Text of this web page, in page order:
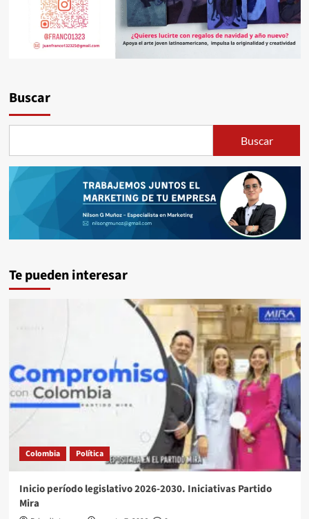
Buscar
Buscar
Te pueden interesar
Colombia Política
Inicio período legislativo 2026-2030. Iniciativas Partido
Mira